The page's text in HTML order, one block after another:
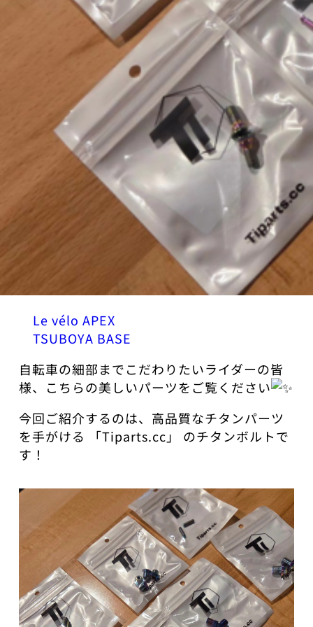
Le vélo APEX
TSUBOYA BASE
​自転車の細部までこだわりたいライダーの皆
様、こちらの美しいパーツをご覧ください
​今回ご紹介するのは、高品質なチタンパーツ
を手がける 「Tiparts.cc 」 のチタンボルトで
す！